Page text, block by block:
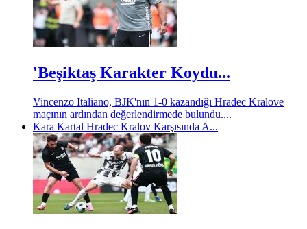
'Beşiktaş Karakter Koydu...
Vincenzo Italiano, BJK'nın 1-0 kazandığı Hradec Kralove
maçının ardından değerlendirmede bulundu....
Kara Kartal Hradec Kralov Karşısında A...